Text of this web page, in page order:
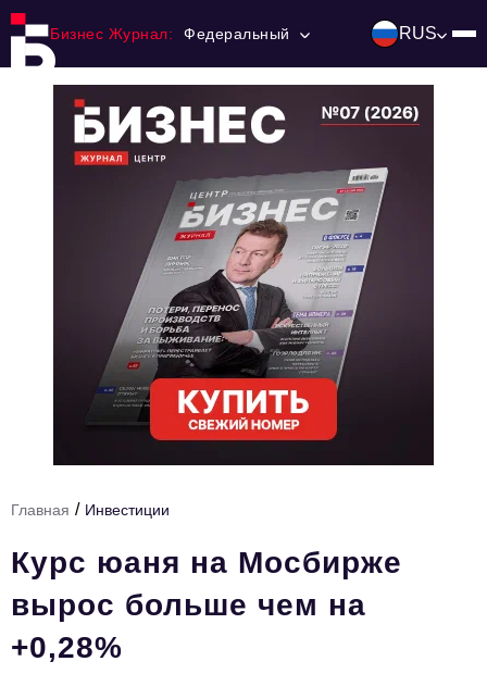
Бизнес Журнал: Федеральный RUS
Ниши и рынки
Технологии и тренды
HR
Персона номера
Юридический практикум
Главная / Инвестиции
Курс юаня на Мосбирже
вырос больше чем на
+0,28%